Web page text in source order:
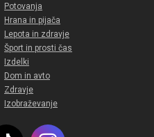
Potovanja
Hrana in pijača
Lepota in zdravje
Šport in prosti čas
Izdelki
Dom in avto
Zdravje
Izobraževanje